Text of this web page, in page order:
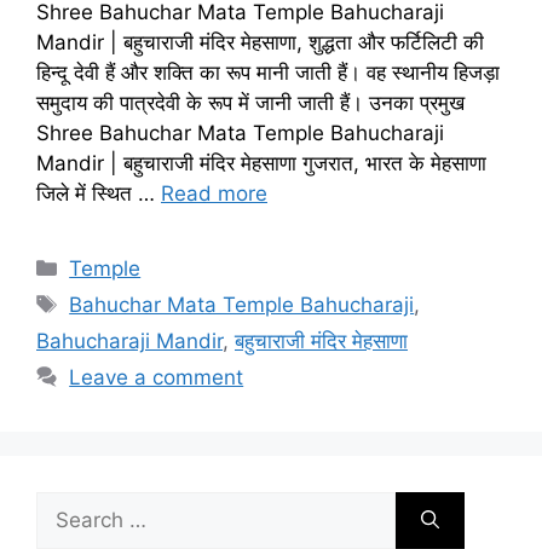
Shree Bahuchar Mata Temple Bahucharaji
Mandir | बहुचाराजी मंदिर मेहसाणा, शुद्धता और फर्टिलिटी की
हिन्दू देवी हैं और शक्ति का रूप मानी जाती हैं। वह स्थानीय हिजड़ा
समुदाय की पात्रदेवी के रूप में जानी जाती हैं। उनका प्रमुख
Shree Bahuchar Mata Temple Bahucharaji
Mandir | बहुचाराजी मंदिर मेहसाणा गुजरात, भारत के मेहसाणा
जिले में स्थित … Read more
Categories
Temple
Tags
Bahuchar Mata Temple Bahucharaji,
Bahucharaji Mandir,बहुचाराजी मंदिर मेहसाणा
Leave a comment
for: